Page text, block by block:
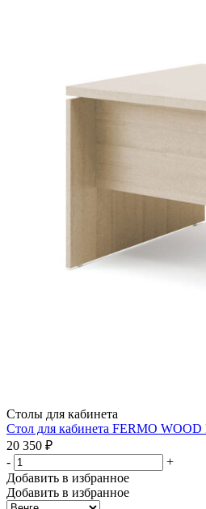
Столы для кабинета
Стол для кабинета FERMO
20 350 ₽
-
+
Добавить в избранное
Добавить в избранное